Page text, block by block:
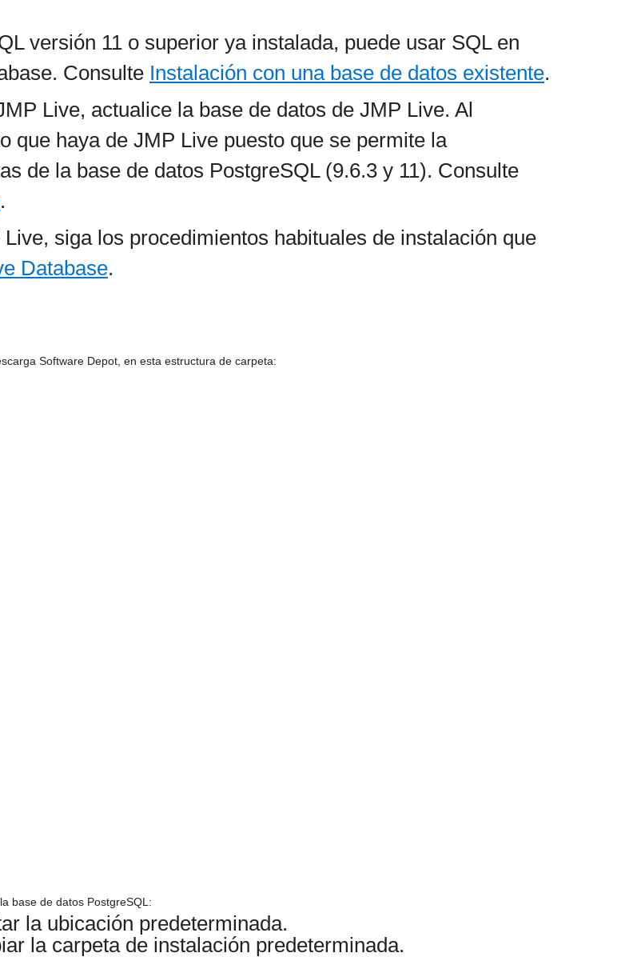
versión 11 o superior ya instalada, puede usar SQL en
Consulte Instalación con una base de datos existente.
Live, actualice la base de datos de JMP Live. Al
que haya de JMP Live puesto que se permite la
de la base de datos PostgreSQL (9.6.3 y 11). Consulte
.
siga los procedimientos habituales de instalación que
Database.
Software Depot, en esta estructura de carpeta:
base de datos PostgreSQL:
la ubicación predeterminada.
la carpeta de instalación predeterminada.